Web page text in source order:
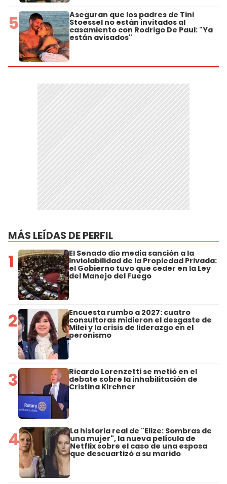
5 Aseguran que los padres de Tini
Stoessel no están invitados al
casamiento con Rodrigo De Paul: "Ya
están avisados"
MÁS LEÍDAS DE PERFIL
1 El Senado dio media sanción a la
Inviolabilidad de la Propiedad Privada:
el Gobierno tuvo que ceder en la Ley
del Manejo del Fuego
2 Encuesta rumbo a 2027: cuatro
consultoras midieron el desgaste de
Milei y la crisis de liderazgo en el
peronismo
3 Ricardo Lorenzetti se metió en el
debate sobre la inhabilitación de
Cristina Kirchner
4 La historia real de "Elize: Sombras de
una mujer", la nueva película de
Netflix sobre el caso de una esposa
que descuartizó a su marido